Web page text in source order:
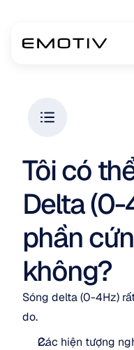
Tôi có
Delta
phần
không?
Sóng delta (0-4Hz)
do.
Các hiện tượng